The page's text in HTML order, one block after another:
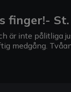
finger!-
är inte pålitliga
medgång.